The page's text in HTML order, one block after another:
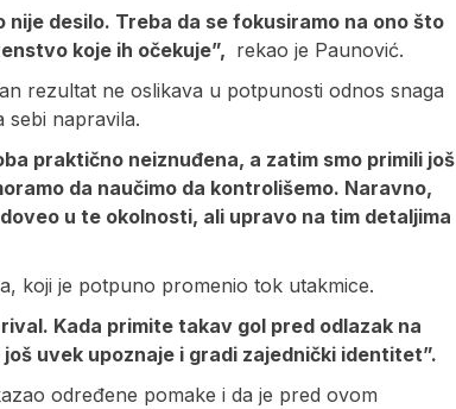
desilo. Treba da se fokusiramo na ono što
koje ih očekuje”, rekao je Paunović.
rezultat ne oslikava u potpunosti odnos snaga
sebi napravila.
praktično neiznuđena, a zatim smo primili još
da naučimo da kontrolišemo. Naravno,
u te okolnosti, ali upravo na tim detaljima
koji je potpuno promenio tok utakmice.
Kada primite takav gol pred odlazak na
uvek upoznaje i gradi zajednički identitet”.
određene pomake i da je pred ovom